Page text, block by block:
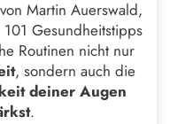
Martin Auerswald,
101 Gesundheitstipps
Routinen nicht nur
, sondern auch die
deiner Augen
.